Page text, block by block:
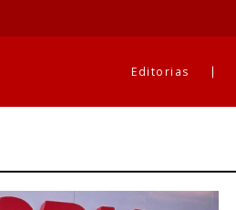
Editorias